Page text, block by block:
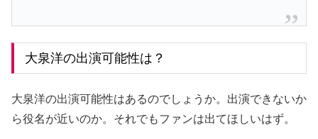
大泉洋の出演可能性は？
大泉洋の出演可能性はあるのでしょうか。出演できないか
ら役名が近いのか。それでもファンは出てほしいはず。